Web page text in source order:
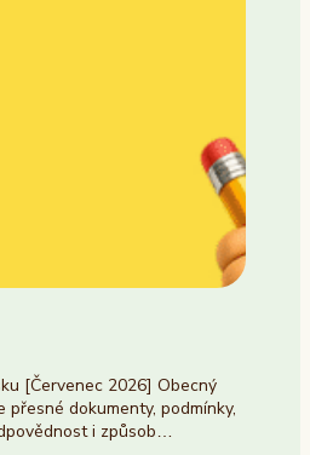
[Červenec 2026] Obecný
dokumenty, podmínky,
i způsob…